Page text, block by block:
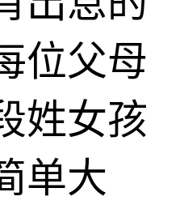
位父母
姓女孩
单大